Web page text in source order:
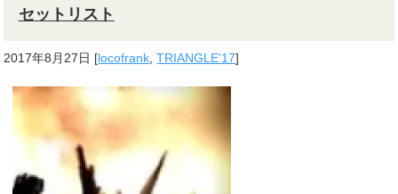
セットリスト
2017年8月27日 [locofrank ,TRIANGLE'17]